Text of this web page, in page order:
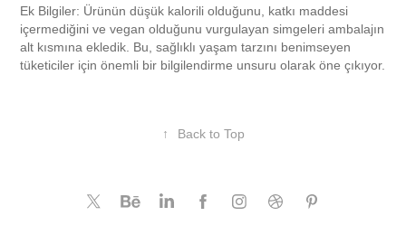
Ek Bilgiler: Ürünün düşük kalorili olduğunu, katkı maddesi
içermediğini ve vegan olduğunu vurgulayan simgeleri ambalajın
alt kısmına ekledik. Bu, sağlıklı yaşam tarzını benimseyen
tüketiciler için önemli bir bilgilendirme unsuru olarak öne çıkıyor.
↑ Back to Top